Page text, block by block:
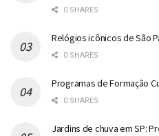
0 SHARES
Relógios icônicos de São
0 SHARES
Programas de Formação
0 SHARES
Jardins de chuva em SP: